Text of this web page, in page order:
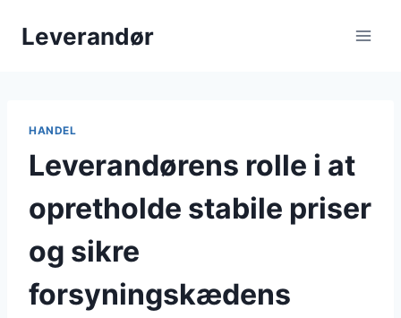
Leverandør
HANDEL
Leverandørens rolle i at
opretholde stabile priser
og sikre
forsyningskædens